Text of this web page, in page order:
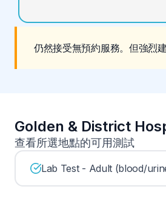
仍然接受無預約服務。但強烈
Golden & District
查看所選地點的可用測試
Lab Test - Adult (blood/